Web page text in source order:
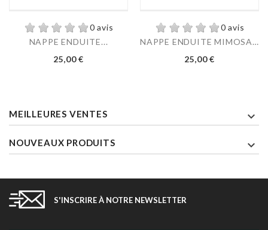
0 avis
NAPPE ENDUITE...
Prix
25,00 €
0 avis
NAPPE ENDUITE MIMOSA...
Prix
25,00 €
MEILLEURES VENTES 
NOUVEAUX PRODUITS 
S'INSCRIRE À NOTRE NEWSLETTER